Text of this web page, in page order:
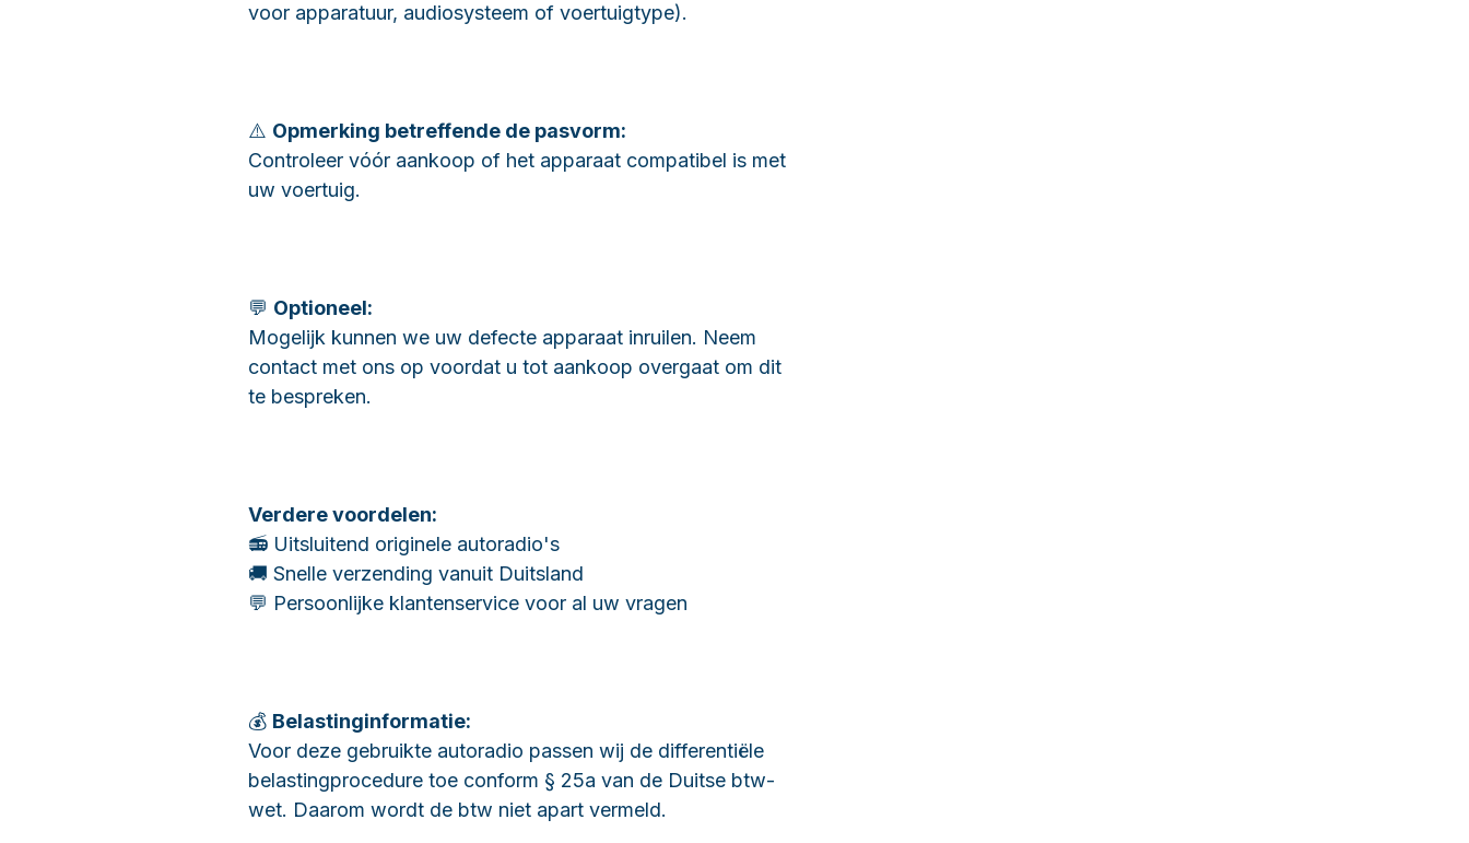
voor apparatuur, audiosysteem of voertuigtype).
⚠️ Opmerking betreffende de pasvorm:
Controleer vóór aankoop of het apparaat compatibel is met
uw voertuig.
💬 Optioneel:
Mogelijk kunnen we uw defecte apparaat inruilen. Neem
contact met ons op voordat u tot aankoop overgaat om dit
te bespreken.
Verdere voordelen:
📻 Uitsluitend originele autoradio's
🚚 Snelle verzending vanuit Duitsland
💬 Persoonlijke klantenservice voor al uw vragen
💰 Belastinginformatie:
Voor deze gebruikte autoradio passen wij de differentiële
belastingprocedure toe conform § 25a van de Duitse btw-
wet. Daarom wordt de btw niet apart vermeld.